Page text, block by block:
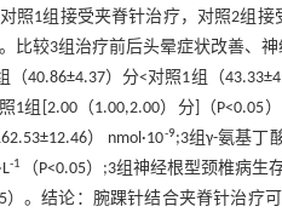
照1组接受夹脊针治疗，对照2组
比较3组治疗前后头晕症状改善、
（40.86±4.37）分<对照1组（
组[2.00（1.00,2.00）分]（P<0.05
） nmol·10-9;3组γ-氨基丁
-1
（P<0.05）;3组神经根型颈椎病
）。结论：腕踝针结合夹脊针治